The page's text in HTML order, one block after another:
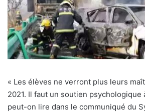
« Les élèves ne verront plus leurs
2021. Il faut un soutien psychologique
peut-on lire dans le communiqué du